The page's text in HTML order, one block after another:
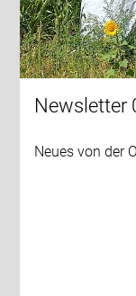
Newsletter
Neues von der